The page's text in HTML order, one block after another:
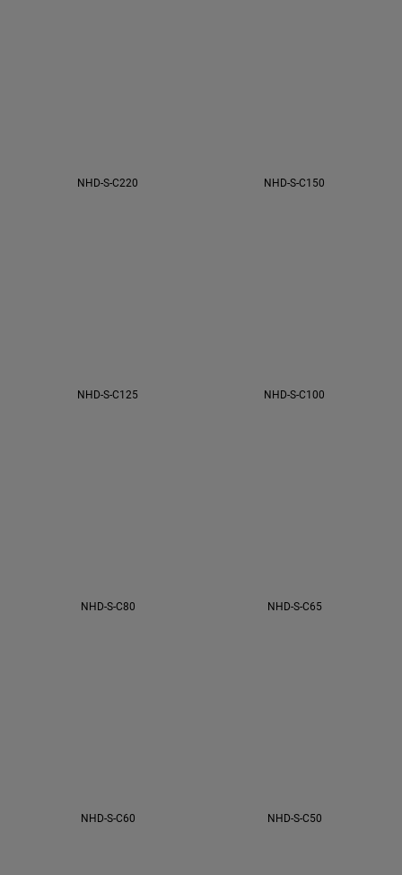
NHD-S-C220 NHD-S-C150
NHD-S-C125 NHD-S-C100
NHD-S-C80 NHD-S-C65
NHD-S-C60 NHD-S-C50